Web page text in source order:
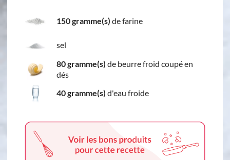
150 gramme(s) de farine
sel
80 gramme(s) de beurre froid coupé en
dés
40 gramme(s) d'eau froide